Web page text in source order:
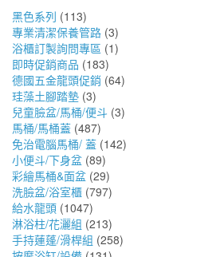
黑色系列 (113)
專業清潔保養管路 (3)
浴櫃訂製詢問專區 (1)
即時促銷商品 (183)
德國五金龍頭促銷 (64)
珪藻土腳踏墊 (3)
兒童臉盆/馬桶/便斗 (3)
馬桶/馬桶蓋 (487)
免治電腦馬桶/ 蓋 (142)
小便斗/下身盆 (89)
彩繪馬桶&面盆 (29)
洗臉盆/浴室櫃 (797)
給水龍頭 (1047)
淋浴柱/花灑組 (213)
手持蓮蓬/滑桿組 (258)